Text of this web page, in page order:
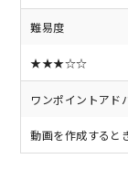
難易度
★★★☆☆
ワンポイントアド
動画を作成すると